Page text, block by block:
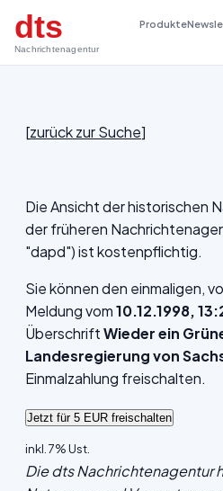
dts
Nachrichtenagentur
Produkte
[zurück zur Suche]
Die Ansicht der historischen
der früheren
"dapd") ist kostenpflichtig.
Sie können den einmaligen,
Meldung vom10.12.1998,
ÜberschriftWieder ein
Landesregierung von
Einmalzahlung freischalten.
inkl. 7% Ust.
Die dts Nachrichtenagentur